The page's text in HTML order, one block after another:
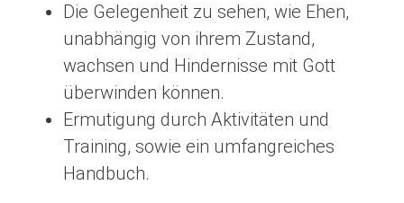
Die Gelegenheit zu sehen, wie Ehen,
unabhängig von ihrem Zustand,
wachsen und Hindernisse mit Gott
überwinden können.
Ermutigung durch Aktivitäten und
Training, sowie ein umfangreiches
Handbuch.